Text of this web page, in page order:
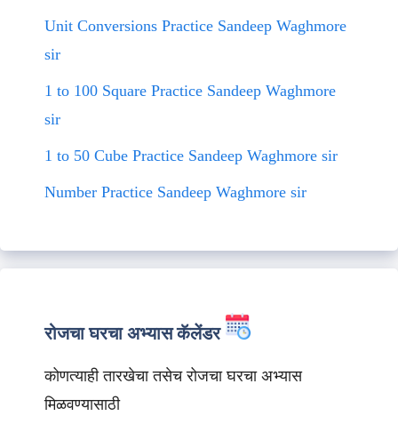
Unit Conversions Practice Sandeep Waghmore
sir
1 to 100 Square Practice Sandeep Waghmore
sir
1 to 50 Cube Practice Sandeep Waghmore sir
Number Practice Sandeep Waghmore sir
रोजचा घरचा अभ्यास कॅलेंडर
कोणत्याही तारखेचा तसेच रोजचा घरचा अभ्यास
मिळवण्यासाठी